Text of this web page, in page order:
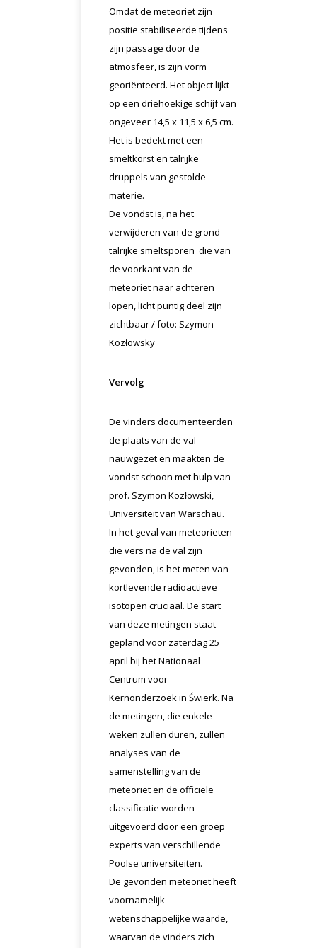
Omdat de meteoriet zijn
positie stabiliseerde tijdens
zijn passage door de
atmosfeer, is zijn vorm
georiënteerd. Het object lijkt
op een driehoekige schijf van
ongeveer 14,5 x 11,5 x 6,5 cm.
Het is bedekt met een
smeltkorst en talrijke
druppels van gestolde
materie.
De vondst is, na het
verwijderen van de grond –
talrijke smeltsporen die van
de voorkant van de
meteoriet naar achteren
lopen, licht puntig deel zijn
zichtbaar / foto: Szymon
Kozłowsky
Vervolg
De vinders documenteerden
de plaats van de val
nauwgezet en maakten de
vondst schoon met hulp van
prof. Szymon Kozłowski,
Universiteit van Warschau.
In het geval van meteorieten
die vers na de val zijn
gevonden, is het meten van
kortlevende radioactieve
isotopen cruciaal. De start
van deze metingen staat
gepland voor zaterdag 25
april bij het Nationaal
Centrum voor
Kernonderzoek in Świerk. Na
de metingen, die enkele
weken zullen duren, zullen
analyses van de
samenstelling van de
meteoriet en de officiële
classificatie worden
uitgevoerd door een groep
experts van verschillende
Poolse universiteiten.
De gevonden meteoriet heeft
voornamelijk
wetenschappelijke waarde,
waarvan de vinders zich